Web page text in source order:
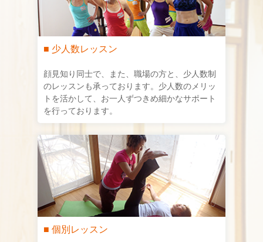
■ 少人数レッスン
顔見知り同士で、また、職場の方と、少人数制
のレッスンも承っております。少人数のメリッ
トを活かして、お一人ずつきめ細かなサポート
を行っております。
■ 個別レッスン